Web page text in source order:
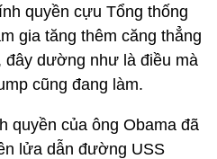
quyền cựu Tổng thống
gia tăng thêm căng thẳng
đây dường như là điều mà
cũng đang làm.
quyền của ông Obama đã
lửa dẫn đường USS